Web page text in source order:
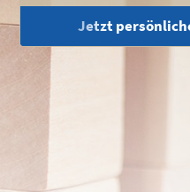
Jetzt